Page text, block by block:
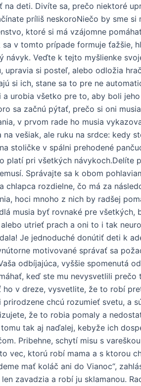
na deti. Divíte sa, prečo niektoré
príliš neskoroNiečo by sme
ktoré si má vzájomne
sa v tomto prípade formuje ťažšie,
návyk. Veďte k tejto myšlienke
upravia si posteľ, alebo odložia
si ich, stane sa to pre ne
urobia všetko pre to, aby boli
sa začnú pýtať, prečo si oni
v prvom rade ho musia
na vešiak, ale ruku na srdce: kedy
stoličke v spálni prehodené
platí pri všetkých návykoch.Delíte
Správajte sa k obom
chlapca rozdielne, čo má za
hoci mnoho z nich by radšej
musia byť rovnaké pre
utrieť prach a oni to i tak
Je jednoduché donútiť deti k
motivované správať sa
odbíjajúca, vyššie spomenutá
keď ste mu nevysvetlili
ho v dreze, vysvetlite, že to robí
prirodzene chcú rozumieť svetu, a
že to robia pomaly a
tak aj naďalej, kebyže ich
Pribehne, schytí misu s
vec, ktorú robí mama a s ktorou
mať koláč ani do Vianoc“,
zavadzia a robí ju sklamanou.